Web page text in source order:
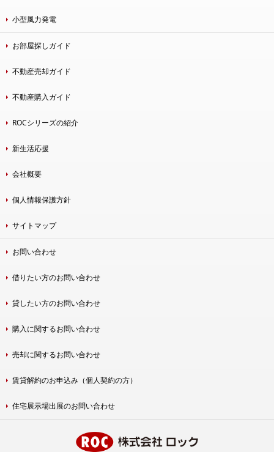
小型風力発電
お部屋探しガイド
不動産売却ガイド
不動産購入ガイド
ROCシリーズの紹介
新生活応援
会社概要
個人情報保護方針
サイトマップ
お問い合わせ
借りたい方のお問い合わせ
貸したい方のお問い合わせ
購入に関するお問い合わせ
売却に関するお問い合わせ
賃貸解約のお申込み（個人契約の方）
住宅展示場出展のお問い合わせ